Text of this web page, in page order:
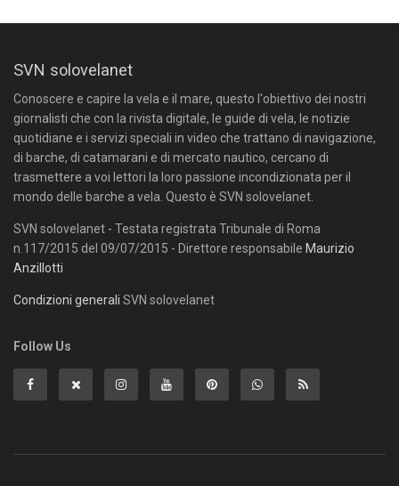
SVN solovelanet
Conoscere e capire la vela e il mare, questo l'obiettivo dei nostri
giornalisti che con la rivista digitale, le guide di vela, le notizie
quotidiane e i servizi speciali in video che trattano di navigazione,
di barche, di catamarani e di mercato nautico, cercano di
trasmettere a voi lettori la loro passione incondizionata per il
mondo delle barche a vela. Questo è SVN solovelanet.
SVN solovelanet - Testata registrata Tribunale di Roma
n.117/2015 del 09/07/2015 - Direttore responsabile Maurizio
Anzillotti
Condizioni generali SVN solovelanet
Follow Us